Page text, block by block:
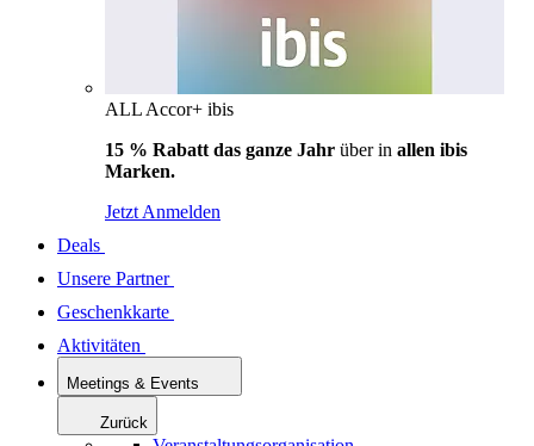
ALL Accor+ ibis
15 % Rabatt das ganze Jahr über in allen ibis
Marken.
Jetzt Anmelden
Deals
Unsere Partner
Geschenkkarte
Aktivitäten
Meetings & Events
Zurück